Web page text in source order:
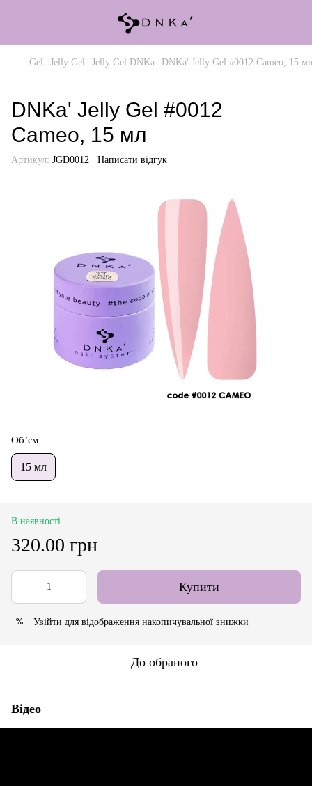
Gel Jelly Gel Jelly Gel DNKa DNKa' Jelly Gel #0012 Cameo, 15 мл
DNKa' Jelly Gel #0012
Cameo, 15 мл
Артикул: JGD0012 Написати відгук
Об’єм
15 мл
В наявності
320.00 грн
Купити
% Увійти для відображення накопичувальної знижки
До обраного
Відео